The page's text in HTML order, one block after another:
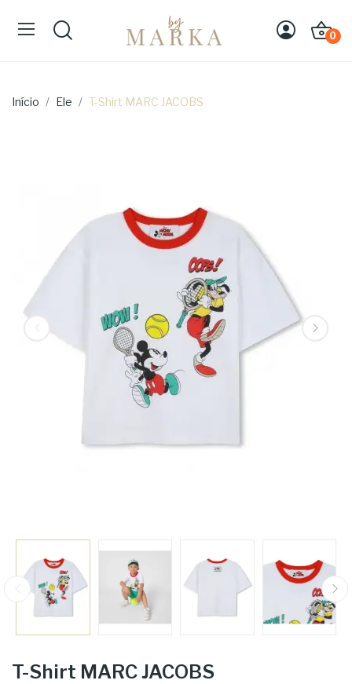
0
Início Ele T-Shirt MARC JACOBS
T-Shirt MARC JACOBS